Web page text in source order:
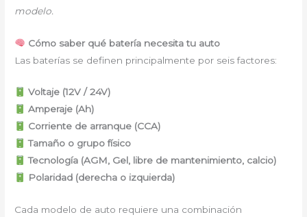
modelo.
Cómo saber qué batería necesita tu auto
Las baterías se definen principalmente por seis factores:
Voltaje (12V / 24V)
Amperaje (Ah)
Corriente de arranque (CCA)
Tamaño o grupo físico
Tecnología (AGM, Gel, libre de mantenimiento, calcio)
Polaridad (derecha o izquierda)
Cada modelo de auto requiere una combinación